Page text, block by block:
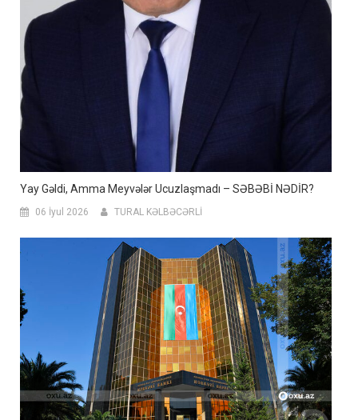
Yay Gəldi, Amma Meyvələr Ucuzlaşmadı – SƏBƏBİ NƏDİR?
06 İyul 2026 TURAL KƏLBƏCƏRLİ